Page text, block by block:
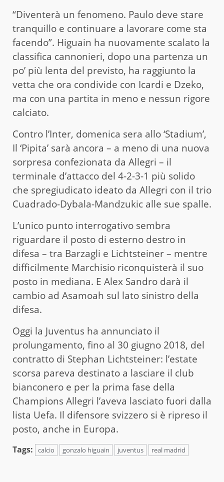
“Diventerà un fenomeno. Paulo deve stare
tranquillo e continuare a lavorare come sta
facendo”. Higuain ha nuovamente scalato la
classifica cannonieri, dopo una partenza un
po’ più lenta del previsto, ha raggiunto la
vetta che ora condivide con Icardi e Dzeko,
ma con una partita in meno e nessun rigore
calciato.
Contro l’Inter, domenica sera allo ‘Stadium’,
Il ‘Pipita’ sarà ancora – a meno di una nuova
sorpresa confezionata da Allegri – il
terminale d’attacco del 4-2-3-1 più solido
che spregiudicato ideato da Allegri con il trio
Cuadrado-Dybala-Mandzukic alle sue spalle.
L’unico punto interrogativo sembra
riguardare il posto di esterno destro in
difesa – tra Barzagli e Lichtsteiner – mentre
difficilmente Marchisio riconquisterà il suo
posto in mediana. E Alex Sandro darà il
cambio ad Asamoah sul lato sinistro della
difesa.
Oggi la Juventus ha annunciato il
prolungamento, fino al 30 giugno 2018, del
contratto di Stephan Lichtsteiner: l’estate
scorsa pareva destinato a lasciare il club
bianconero e per la prima fase della
Champions Allegri l’aveva lasciato fuori dalla
lista Uefa. Il difensore svizzero si è ripreso il
posto, anche in Europa.
Tags: calcio gonzalo higuain juventus real madrid